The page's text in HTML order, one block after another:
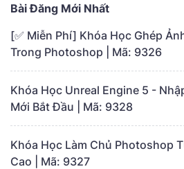
Bài Đăng Mới Nhất
[✅ Miễn Phí] Khóa Học Ghép
Trong Photoshop | Mã: 9326
Khóa Học Unreal Engine 5 -
Mới Bắt Đầu | Mã: 9328
Khóa Học Làm Chủ Photoshop
Cao | Mã: 9327